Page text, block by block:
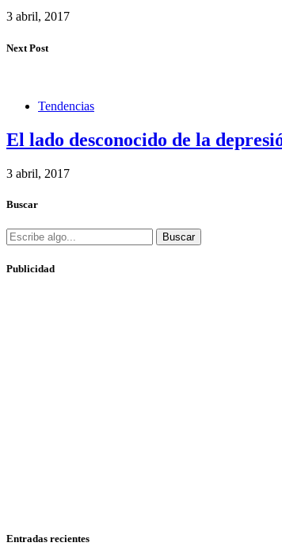
3 abril, 2017
Next Post
Tendencias
El lado desconocido de la
3 abril, 2017
Buscar
Buscar
Publicidad
Entradas recientes